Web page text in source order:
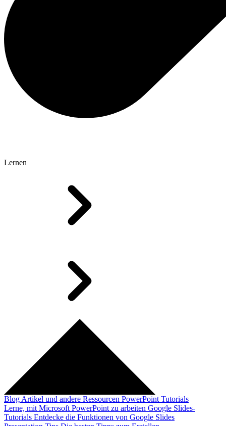
Lernen
Blog Artikel und andere Ressourcen PowerPoint Tutorials
Lerne, mit Microsoft PowerPoint zu arbeiten Google Slides-
Tutorials Entdecke die Funktionen von Google Slides